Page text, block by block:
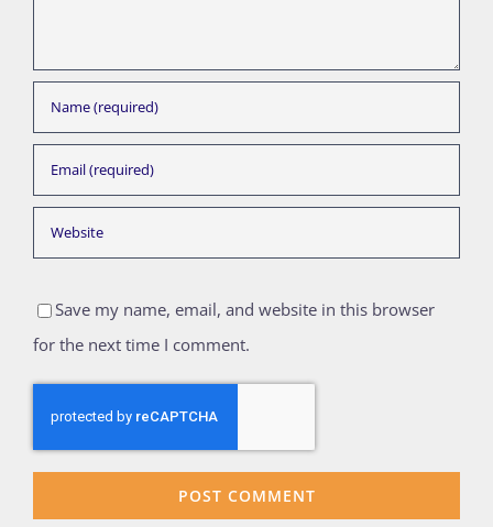
Save my name, email, and website in this browser
for the next time I comment.